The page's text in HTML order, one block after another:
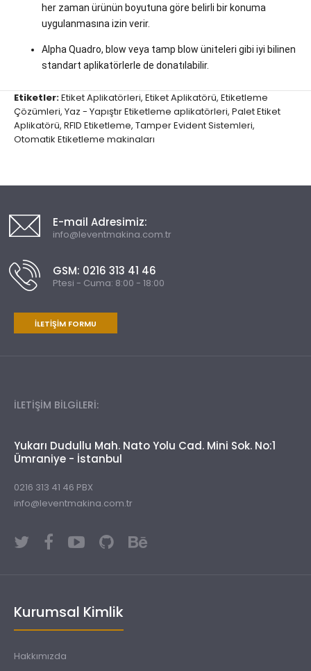
her zaman ürünün boyutuna göre belirli bir konuma
uygulanmasına izin verir.
Alpha Quadro, blow veya tamp blow üniteleri gibi iyi bilinen
standart aplikatörlerle de donatılabilir.
Etiketler:Etiket Aplikatörleri, Etiket Aplikatörü, Etiketleme
Çözümleri, Yaz - Yapıştır Etiketleme aplikatörleri, Palet Etiket
Aplikatörü, RFID Etiketleme, Tamper Evident Sistemleri,
Otomatik Etiketleme makinaları
E-mail Adresimiz:
info@leventmakina.com.tr
GSM: 0216 313 41 46
Ptesi - Cuma: 8:00 - 18:00
İLETIŞIM FORMU
İLETİŞİM BİLGİLERİ:
Yukarı Dudullu Mah. Nato Yolu Cad. Mini Sok. No:1
Ümraniye - İstanbul
0216 313 41 46 PBX
info@leventmakina.com.tr
Kurumsal Kimlik
Hakkımızda